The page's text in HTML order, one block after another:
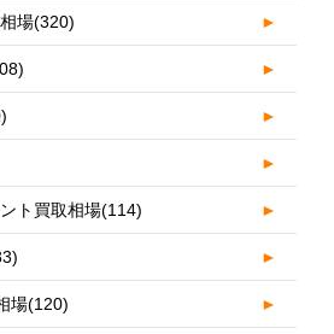
場(320) ►
►
►
►
ト買取相場(114) ►
►
場(120) ►